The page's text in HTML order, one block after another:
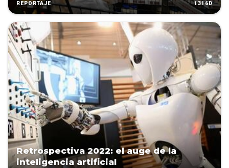
REPORTAJE 1316D
Retrospectiva 2022: el auge de la
inteligencia artificial